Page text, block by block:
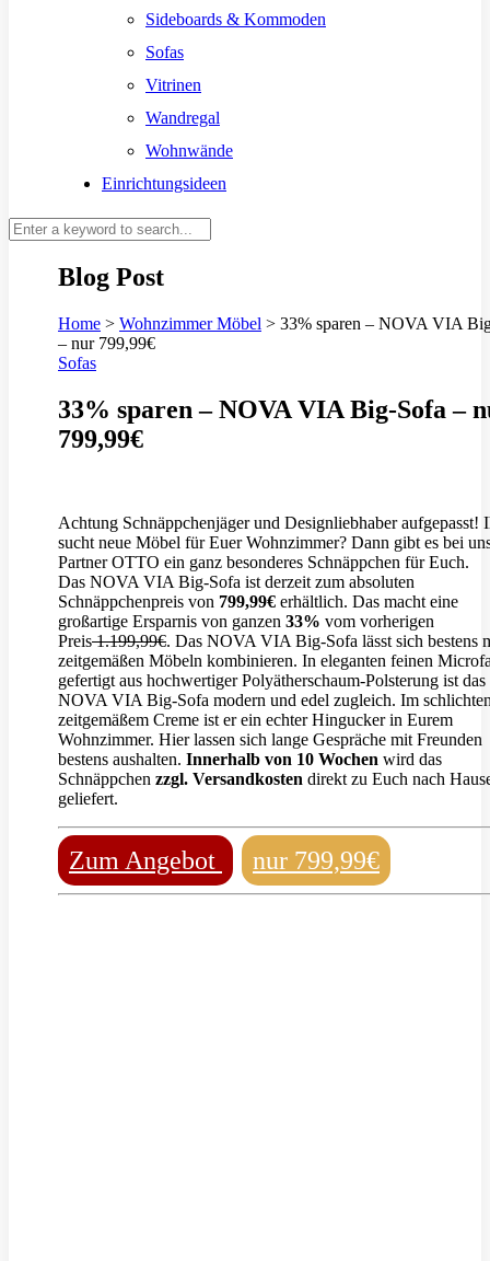
Sideboards & Kommoden
Sofas
Vitrinen
Wandregal
Wohnwände
Einrichtungsideen
Blog Post
Home > Wohnzimmer Möbel > 33% sparen – NOVA VIA
– nur 799,99€
Sofas
33% sparen – NOVA VIA Big-Sofa –
799,99€
Achtung Schnäppchenjäger und Designliebhaber aufgepasst!
sucht neue Möbel für Euer Wohnzimmer? Dann gibt es bei
Partner OTTO ein ganz besonderes Schnäppchen für Euch.
Das NOVA VIA Big-Sofa ist derzeit zum absoluten
Schnäppchenpreis von 799,99€ erhältlich. Das macht eine
großartige Ersparnis von ganzen 33% vom vorherigen
Preis1.199,99€. Das NOVA VIA Big-Sofa lässt sich bestens
zeitgemäßen Möbeln kombinieren. In eleganten feinen
gefertigt aus hochwertiger Polyätherschaum-Polsterung ist das
NOVA VIA Big-Sofa modern und edel zugleich. Im
zeitgemäßem Creme ist er ein echter Hingucker in Eurem
Wohnzimmer. Hier lassen sich lange Gespräche mit Freunden
bestens aushalten. Innerhalb von 10 Wochen wird das
Schnäppchen zzgl. Versandkosten direkt zu Euch nach
geliefert.
Zum Angebot nur 799,99€